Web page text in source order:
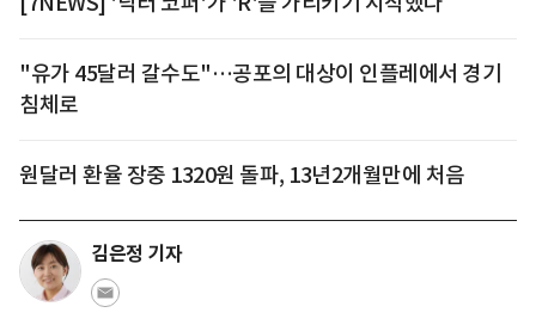
"유가 45달러 갈수도"…공포의 대상이 인플레에서 경기
침체로
원달러 환율 장중 1320원 돌파, 13년2개월만에 처음
김은정 기자